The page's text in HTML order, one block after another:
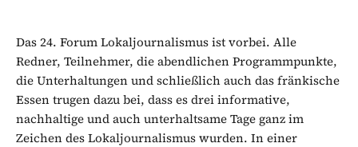
Das 24. Forum Lokaljournalismus ist vorbei. Alle
Redner, Teilnehmer, die abendlichen Programmpunkte,
die Unterhaltungen und schließlich auch das fränkische
Essen trugen dazu bei, dass es drei informative,
nachhaltige und auch unterhaltsame Tage ganz im
Zeichen des Lokaljournalismus wurden. In einer